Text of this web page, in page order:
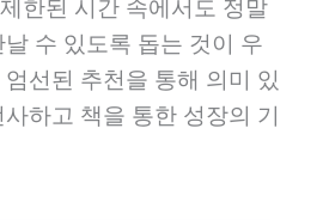
한된 시간 속에서도 정말
수 있도록 돕는 것이 우
선된 추천을 통해 의미 있
하고 책을 통한 성장의 기